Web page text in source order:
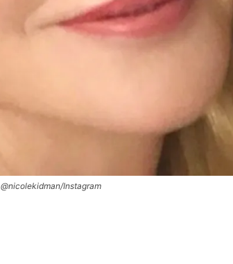
@nicolekidman/Instagram